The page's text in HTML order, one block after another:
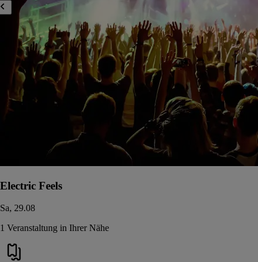
Electric Feels
Sa, 29.08
1 Veranstaltung in Ihrer Nähe